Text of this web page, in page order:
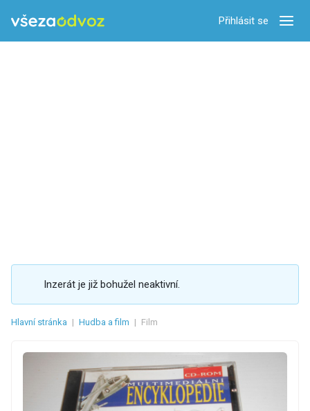
Přihlásit se
Inzerát je již bohužel neaktivní.
Hlavní stránka | Hudba a film | Film